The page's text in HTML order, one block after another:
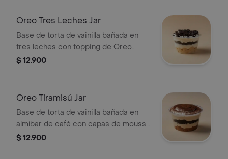
Oreo Tres Leches Jar
Base de torta de vainilla bañada en
tres leches con topping de Oreo
triturada.
$ 12.900
Oreo Tiramisú Jar
Base de torta de vainilla bañada en
almíbar de café con capas de mousse
de tiramisú y Oreo.
$ 12.900